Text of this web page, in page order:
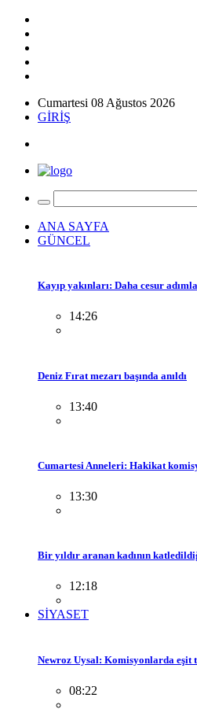
Cumartesi 08 Ağustos 2026
GİRİŞ
ANA SAYFA
GÜNCEL
Kayıp yakınları: Daha cesur
14:26
Deniz Fırat mezarı başında anıldı
13:40
Cumartesi Anneleri: Hakikat
13:30
Bir yıldır aranan kadının
12:18
SİYASET
Newroz Uysal: Komisyonlarda eşit
08:22